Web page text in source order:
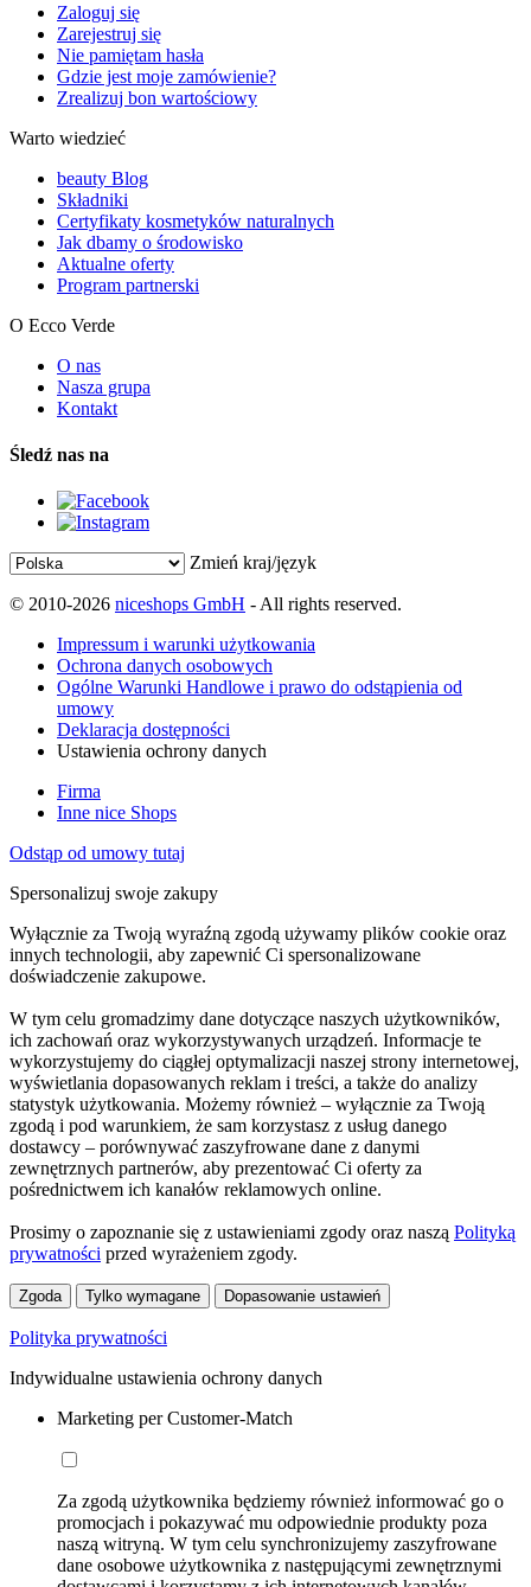
Zaloguj się
Zarejestruj się
Nie pamiętam hasła
Gdzie jest moje zamówienie?
Zrealizuj bon wartościowy
Warto wiedzieć
beauty Blog
Składniki
Certyfikaty kosmetyków naturalnych
Jak dbamy o środowisko
Aktualne oferty
Program partnerski
O Ecco Verde
O nas
Nasza grupa
Kontakt
Śledź nas na
Zmień kraj/język
© 2010-2026 niceshops GmbH - All rights reserved.
Impressum i warunki użytkowania
Ochrona danych osobowych
Ogólne Warunki Handlowe i prawo do odstąpienia od
umowy
Deklaracja dostępności
Ustawienia ochrony danych
Firma
Inne nice Shops
Odstąp od umowy tutaj
Spersonalizuj swoje zakupy
Wyłącznie za Twoją wyraźną zgodą używamy plików cookie oraz
innych technologii, aby zapewnić Ci spersonalizowane
doświadczenie zakupowe.
W tym celu gromadzimy dane dotyczące naszych użytkowników,
ich zachowań oraz wykorzystywanych urządzeń. Informacje te
wykorzystujemy do ciągłej optymalizacji naszej strony internetowej,
wyświetlania dopasowanych reklam i treści, a także do analizy
statystyk użytkowania. Możemy również – wyłącznie za Twoją
zgodą i pod warunkiem, że sam korzystasz z usług danego
dostawcy – porównywać zaszyfrowane dane z danymi
zewnętrznych partnerów, aby prezentować Ci oferty za
pośrednictwem ich kanałów reklamowych online.
Prosimy o zapoznanie się z ustawieniami zgody oraz naszą Polityką
prywatności przed wyrażeniem zgody.
Zgoda Tylko wymagane Dopasowanie ustawień
Polityka prywatności
Indywidualne ustawienia ochrony danych
Marketing per Customer-Match
Za zgodą użytkownika będziemy również informować go o
promocjach i pokazywać mu odpowiednie produkty poza
naszą witryną. W tym celu synchronizujemy zaszyfrowane
dane osobowe użytkownika z następującymi zewnętrznymi